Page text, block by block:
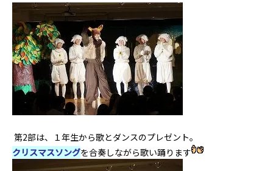
第2部は、１年生から歌とダンスのプレゼント。
クリスマスソングを合奏しながら歌い踊ります